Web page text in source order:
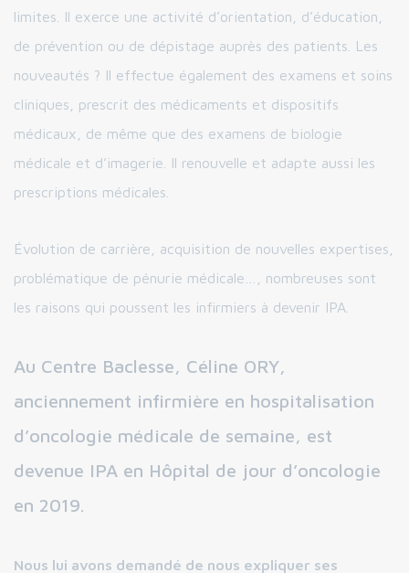
limites. Il exerce une activité d’orientation, d’éducation,
de prévention ou de dépistage auprès des patients. Les
nouveautés ? Il effectue également des examens et soins
cliniques, prescrit des médicaments et dispositifs
médicaux, de même que des examens de biologie
médicale et d’imagerie. Il renouvelle et adapte aussi les
prescriptions médicales.
Évolution de carrière, acquisition de nouvelles expertises,
problématique de pénurie médicale…, nombreuses sont
les raisons qui poussent les infirmiers à devenir IPA.
Au Centre Baclesse, Céline ORY,
anciennement infirmière en hospitalisation
d’oncologie médicale de semaine, est
devenue IPA en Hôpital de jour d’oncologie
en 2019.
Nous lui avons demandé de nous expliquer ses